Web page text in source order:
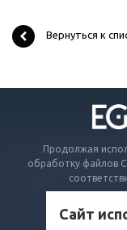
Вернуться к
Продолжая
обработку файлов
Сайт